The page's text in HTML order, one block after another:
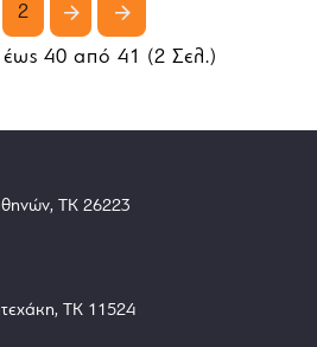
2
40 από 41 (2 Σελ.)
ΤΚ 26223
ΤΚ 11524